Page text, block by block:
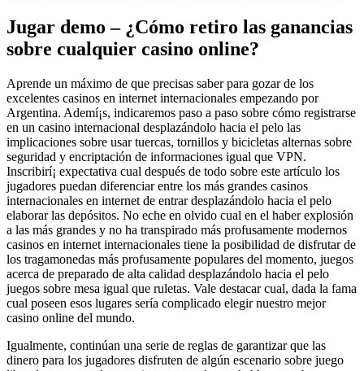
Jugar demo – ¿Cómo retiro las ganancias
sobre cualquier casino online?
Aprende un máximo de que precisas saber para gozar de los
excelentes casinos en internet internacionales empezando por
Argentina. Ademí¡s, indicaremos paso a paso sobre cómo registrarse
en un casino internacional desplazándolo hacia el pelo las
implicaciones sobre usar tuercas, tornillos y bicicletas alternas sobre
seguridad y encriptación de informaciones igual que VPN.
Inscribirí¡ expectativa cual después de todo sobre este artículo los
jugadores puedan diferenciar entre los más grandes casinos
internacionales en internet de entrar desplazándolo hacia el pelo
elaborar las depósitos. No eche en olvido cual en el haber explosión
a las más grandes y no ha transpirado más profusamente modernos
casinos en internet internacionales tiene la posibilidad de disfrutar de
los tragamonedas más profusamente populares del momento, juegos
acerca de preparado de alta calidad desplazándolo hacia el pelo
juegos sobre mesa igual que ruletas. Vale destacar cual, dada la fama
cual poseen esos lugares serí­a complicado elegir nuestro mejor
casino online del mundo.
Igualmente, continúan una serie de reglas de garantizar que las
dinero para los jugadores disfruten de algún escenario sobre juego